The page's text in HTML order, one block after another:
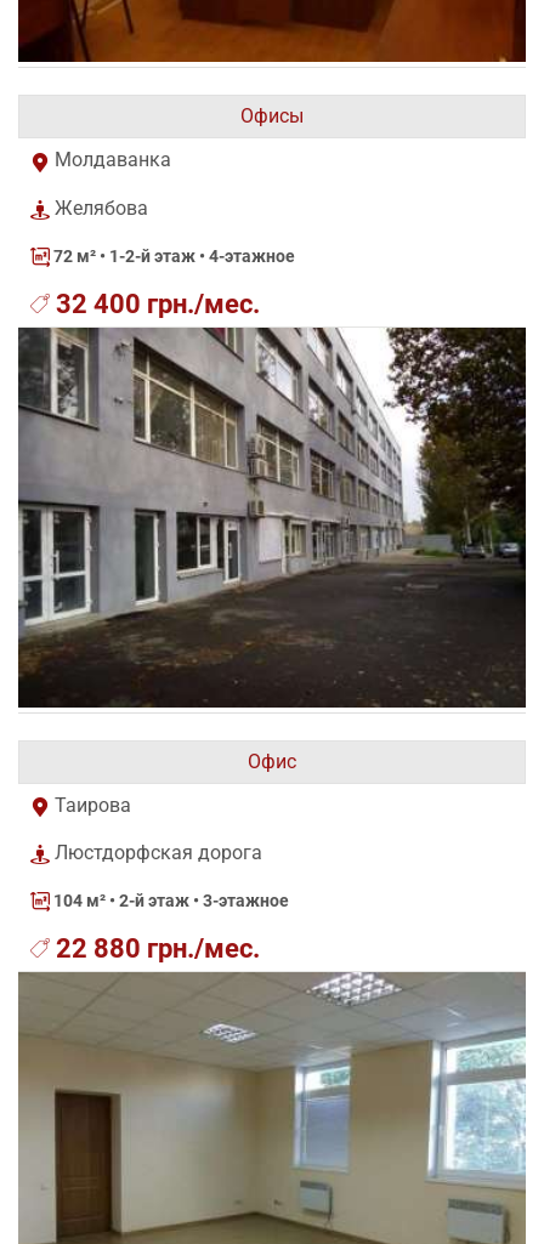
Офисы
Молдаванка
Желябова
72 м² • 1-2-й этаж • 4-этажное
32 400 грн./мес.
Офис
Таирова
Люстдорфская дорога
104 м² • 2-й этаж • 3-этажное
22 880 грн./мес.